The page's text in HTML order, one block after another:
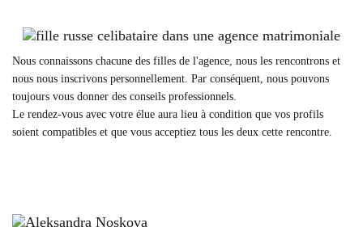
Nous connaissons chacune des filles de l'agence, nous les rencontrons et
nous nous inscrivons personnellement. Par conséquent, nous pouvons
toujours vous donner des conseils professionnels.
Le rendez-vous avec votre élue aura lieu à condition que vos profils
soient compatibles et que vous acceptiez tous les deux cette rencontre.